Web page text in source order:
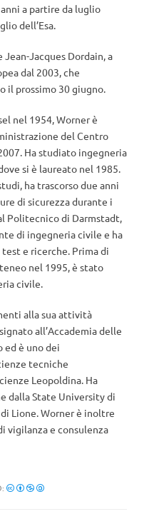
a partire da luglio
dell’Esa.
Jacques Dordain, a
dal 2003, che
il prossimo 30 giugno.
nel 1954, Worner è
del Centro
Ha studiato ingegneria
si è laureato nel 1985.
ha trascorso due anni
di sicurezza durante i
Politecnico di Darmstadt,
di ingegneria civile e ha
e ricerche. Prima di
nel 1995, è stato
civile.
alla sua attività
all’Accademia delle
ed è uno dei
tecniche
Leopoldina. Ha
dalla State University di
Lione. Worner è inoltre
vigilanza e consulenza